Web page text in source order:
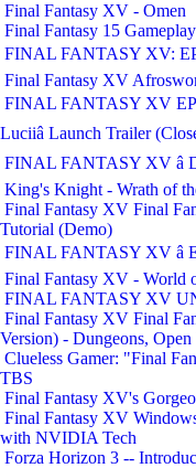
Final Fantasy XV - Omen
Final Fantasy 15
FINAL FANTASY XV:
Final Fantasy XV
FINAL FANTASY XV
Luciiâ Launch Trailer
FINAL FANTASY XV â
King's Knight - Wrath of
Final Fantasy XV Final
Tutorial (Demo)
FINAL FANTASY XV â
Final Fantasy XV - World
FINAL FANTASY XV
Final Fantasy XV Final
Version) - Dungeons,
Clueless Gamer: "Final
TBS
Final Fantasy XV's
Final Fantasy XV
with NVIDIA Tech
Forza Horizon 3 --